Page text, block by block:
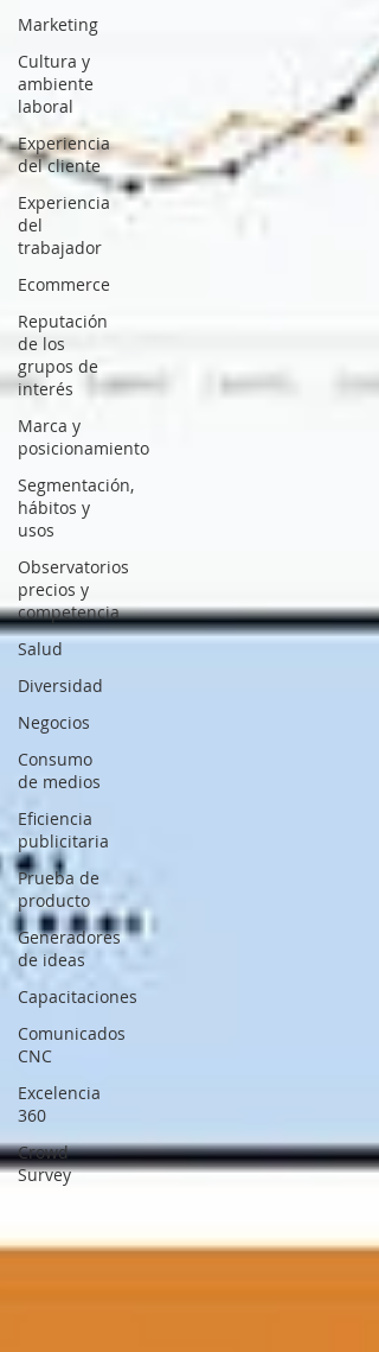
Marketing
Cultura y
ambiente
laboral
Experiencia
del cliente
Experiencia
del
trabajador
Ecommerce
Reputación
de los
grupos de
interés
Marca y
posicionamiento
Segmentación,
hábitos y
usos
Observatorios
precios y
competencia
Salud
Diversidad
Negocios
Consumo
de medios
Eficiencia
publicitaria
Prueba de
producto
Generadores
de ideas
Capacitaciones
Comunicados
CNC
Excelencia
360
Crowd
Survey